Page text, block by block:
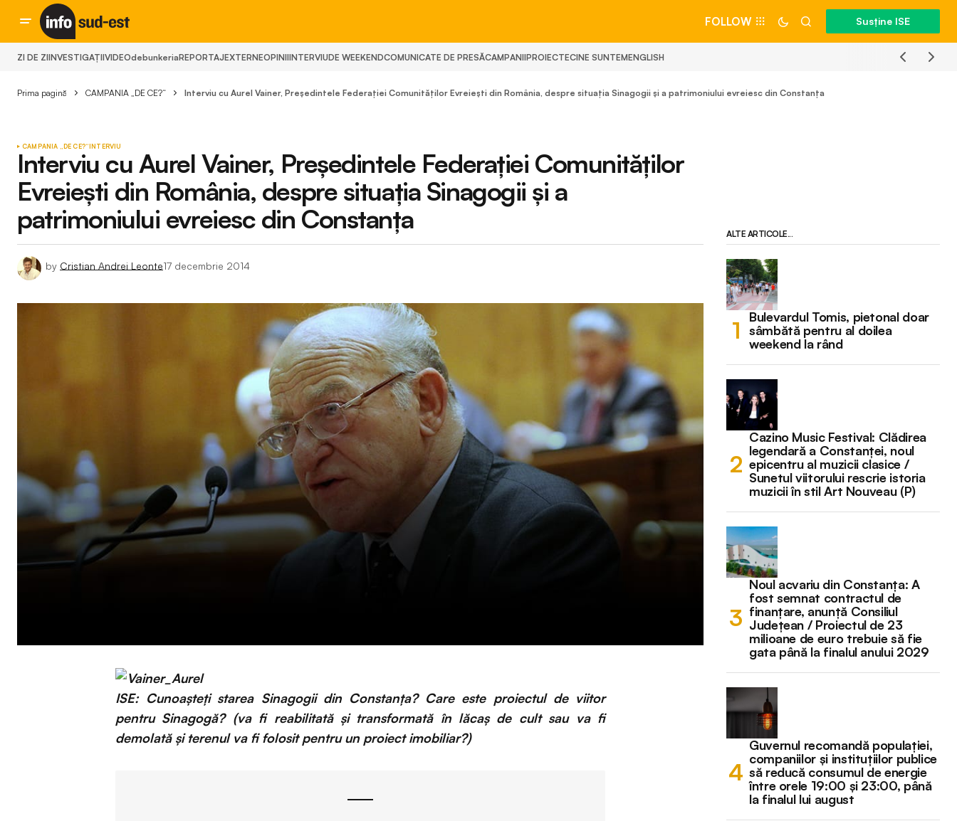
FOLLOW Susține ISE
ZI DE ZIINVESTIGAȚIIVIDEOdebunkeriaREPORTAJEXTERNEOPINIIINTERVIUDE WEEKENDCOMUNICATE DE PRESĂCAMPANIIPROIECTECINE SUNTEMENGLISH
Prima pagină CAMPANIA „DE CE?“ Interviu cu Aurel Vainer, Președintele Federației Comunităților Evreiești din România, despre situația Sinagogii și a patrimoniului evreiesc din Constanța
CAMPANIA „DE CE?“INTERVIU
Interviu cu Aurel Vainer, Președintele Federației Comunităților
Evreiești din România, despre situația Sinagogii și a
patrimoniului evreiesc din Constanța
by Cristian Andrei Leonte17 decembrie 2014
ISE: Cunoașteți starea Sinagogii din Constanța? Care este proiectul de viitor
pentru Sinagogă? (va fi reabilitată și transformată în lăcaș de cult sau va fi
demolată și terenul va fi folosit pentru un proiect imobiliar?)
ALTE ARTICOLE...
Bulevardul Tomis, pietonal doar
sâmbătă pentru al doilea
weekend la rând
Cazino Music Festival: Clădirea
legendară a Constanței, noul
epicentru al muzicii clasice /
Sunetul viitorului rescrie istoria
muzicii în stil Art Nouveau (P)
Noul acvariu din Constanța: A
fost semnat contractul de
finanțare, anunță Consiliul
Județean / Proiectul de 23
milioane de euro trebuie să fie
gata până la finalul anului 2029
Guvernul recomandă populației,
companiilor și instituțiilor publice
să reducă consumul de energie
între orele 19:00 și 23:00, până
la finalul lui august